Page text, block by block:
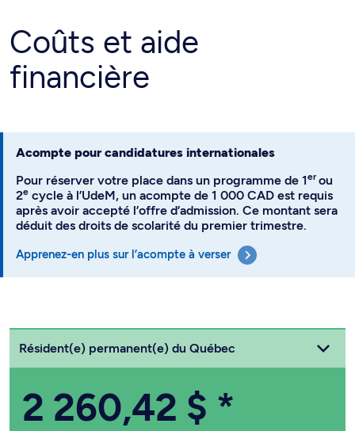
Coûts et aide
financière
Acompte pour candidatures internationales
Pour réserver votre place dans un programme de 1erou
2e cycle à l’UdeM, un acompte de 1 000 CAD est requis
après avoir accepté l’offre d’admission. Ce montant sera
déduit des droits de scolarité du premier trimestre.
Apprenez-en plus sur l’acompte à verser
Choisissez votre statut
Résident(e) permanent(e) du Québec
2 260,42 $ *